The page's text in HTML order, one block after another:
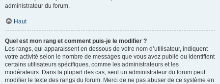
administrateur du forum.
Haut
Quel est mon rang et comment puis-je le modifier ?
Les rangs, qui apparaissent en dessous de votre nom d’utilisateur, indiquent
votre activité selon le nombre de messages que vous avez publié ou identifient
certains utilisateurs spécifiques, comme les administrateurs et les
modérateurs. Dans la plupart des cas, seul un administrateur du forum peut
modifier le texte des rangs du forum. Merci de ne pas abuser de ce système en